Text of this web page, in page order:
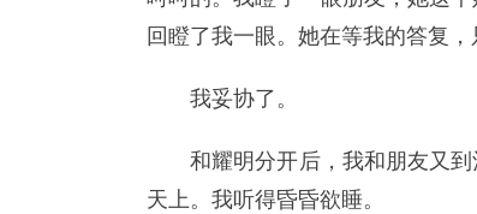
回瞪了我一眼。她在等我的答复
我妥协了。
和耀明分开后，我和朋友又
天上。我听得昏昏欲睡。